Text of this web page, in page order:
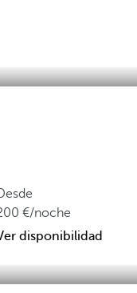
/noche
disponibilidad